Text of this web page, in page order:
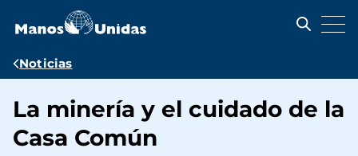
contenido
Ruta
navegación
Noticias
La minería y el cuidado de la
Casa Común